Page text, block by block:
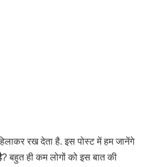
रख देता है. इस पोस्ट में हम जानेंगे
? बहुत ही कम लोगों को इस बात की